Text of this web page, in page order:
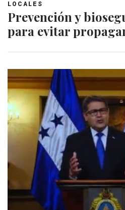
LOCALES
Prevención y
para evitar